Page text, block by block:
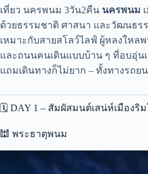
เที่ยว นครพนม 3วัน2คืน นครพนม
ด้วยธรรมชาติ ศาสนา และวัฒนธร
เหมาะกับสายสโลว์ไลฟ์ ผู้หลงใหล
และถนนคนเดินแบบบ้าน ๆ ที่อบอุ่น
แถมเดินทางก็ไม่ยาก – ทั้งทางรถย
🗓️ DAY 1 – สัมผัสมนต์เสน่ห์เมืองริ
🕍 พระธาตุพนม